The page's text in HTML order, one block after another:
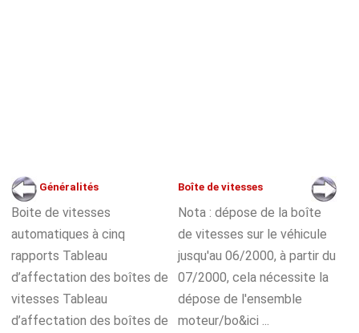
Généralités
Boite de vitesses
automatiques à cinq
rapports Tableau
d’affectation des boîtes de
vitesses Tableau
d’affectation des boîtes de
Boîte de vitesses
Nota : dépose de la boîte
de vitesses sur le véhicule
jusqu'au 06/2000, à partir du
07/2000, cela nécessite la
dépose de l'ensemble
moteur/bo&ici ...